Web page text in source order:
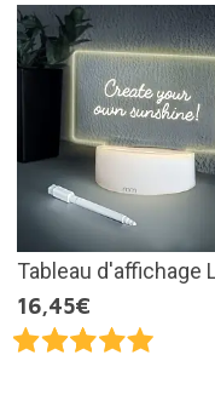
Tableau d'affichage
16,45€